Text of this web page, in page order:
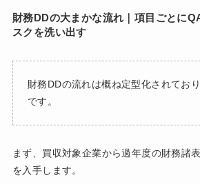
財務DDの大まかな流れ｜項目ごとに
スクを洗い出す
財務DDの流れは概ね定型化されてお
です。
まず、買収対象企業から過年度の財務諸
を入手します。